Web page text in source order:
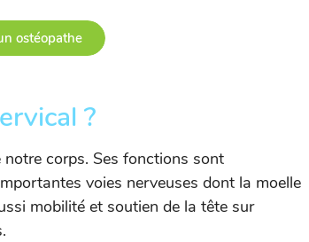
ostéopathe
?
corps. Ses fonctions sont
voies nerveuses dont la moelle
mobilité et soutien de la tête sur